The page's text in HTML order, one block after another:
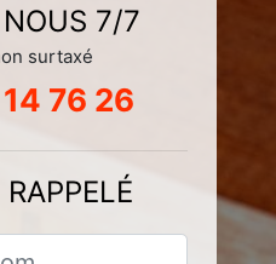
7/7
surtaxé
76 26